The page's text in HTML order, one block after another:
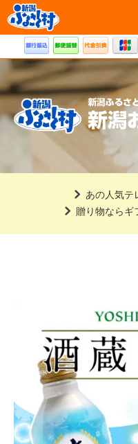
道の駅 新潟ふ
あの人気テ
贈り物ならギ